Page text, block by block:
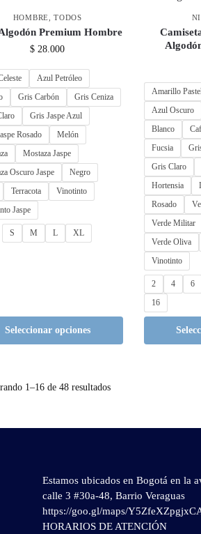
HOMBRE ,TODOS
Premium Hombre
$ 28.000
Azul Petróleo
Gris Carbón
Gris Ceniza
Gris Jaspe Azul
Rosado
Melón
Mostaza Jaspe
Oscuro Jaspe
Negro
Terracota
Vinotinto
Jaspe
S M L XL
Seleccionar opciones
Amarillo
Azul Oscuro
Blanco
Fucsia
Gris Claro
Hortensia
Rosado
Verde Militar
Verde Oliva
Vinotinto
2 4 6
16
1–16 de 48 resultados
Estamos ubicados en Bogotá en la
calle 3 #30a-48, Barrio Veraguas
https://goo.gl/maps/
HORARIOS DE ATENCIÓN